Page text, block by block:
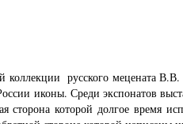
коллекции русского мецената
иконы. Среди экспонатов
которой долгое время